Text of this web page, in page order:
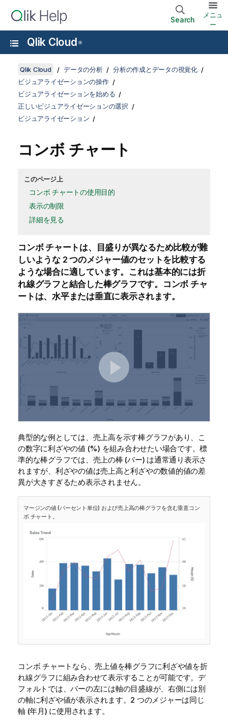
Search
メニュ
ー
Qlik Cloud ®
Qlik Cloud データの分析
分析の作成とデータの視覚化
ビジュアライゼーションの操作
ビジュアライゼーションを始める
正しいビジュアライゼーションの選択
ビジュアライゼーション
コンボ チャート
このページ上
コンボ チャートの使用目的
表示の制限
詳細を見る
コンボ チャートは、目盛りが異なるため比較が難
しいような 2 つのメジャー値のセットを比較する
ような場合に適しています。これは基本的には折
れ線グラフと結合した棒グラフです。 コンボ チャ
ートは、水平または垂直に表示されます。
典型的な例としては、売上高を示す棒グラフがあり、こ
の数字に利ざやの値 (%) を組み合わせたい場合です。標
準的な棒グラフでは、売上の棒 (バー) は通常通り表示さ
れますが、利ざやの値は売上高と利ざやの数値的値の差
異が大きすぎるため表示されません。
マージンの値 (パーセント単位) および売上高の棒グラフを含む垂直コン
ボ チャート。
コンボ チャートなら、売上値を棒グラフに利ざや値を折
れ線グラフに組み合わせて表示することが可能です。デ
フォルトでは、バーの左には軸の目盛線が、右側には別
の軸に利ざや値が表示されます。2 つのメジャーは同じ
軸 (年月) に使用されます。